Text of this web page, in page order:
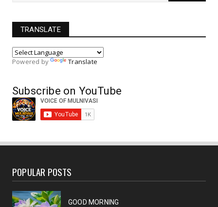
बाबा साहेब का संविधान सभा में पहला भाषण
July 20, 2026
July 19, 2026
TRANSLATE
Powered by Translate
Subscribe on YouTube
POPULAR POSTS
GOOD MORNING